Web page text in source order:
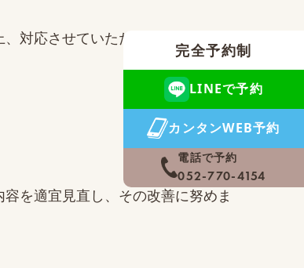
完全予約制
LINEで予約
カンタンWEB予約
電話で予約
052-770-4154
対応させていただきます。
を適宜見直し、その改善に努めま